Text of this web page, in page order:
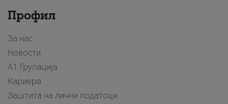
Профил
За нас
Новости
А1 Групација
Кариера
Заштита на лични податоци